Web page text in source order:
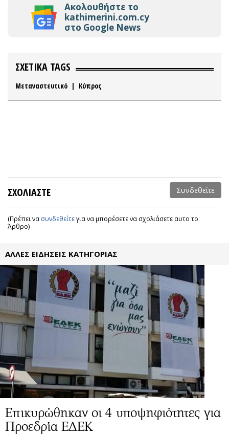
Ακολουθήστε το
kathimerini.com.cy
στο Google News
ΣΧΕΤΙΚΑ TAGS
Μεταναστευτικό | Κύπρος
ΣΧΟΛΙΑΣΤΕ Συνδεθείτε
(Πρέπει να συνδεθείτεγια να μπορέσετε να σχολιάσετε αυτο το
Άρθρο)
ΑΛΛΕΣ ΕΙΔΗΣΕΙΣ ΚΑΤΗΓΟΡΙΑΣ
Επικυρώθηκαν οι 4 υποψηφιότητες για
Προεδρία ΕΔΕΚ